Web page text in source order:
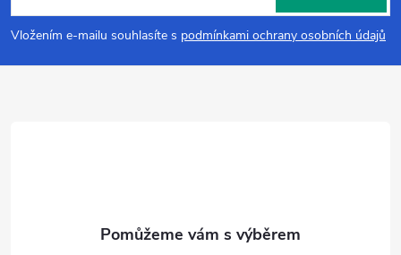
p
a
Vložením e-mailu souhlasíte s podmínkami ochrany osobních údajů